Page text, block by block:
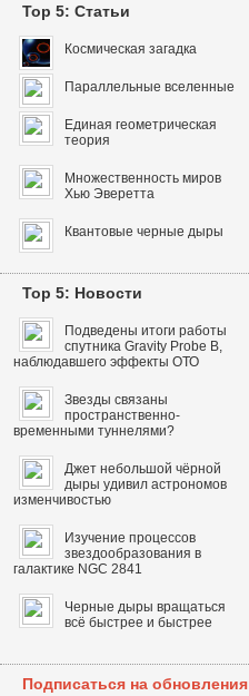
Top 5: Статьи
Космическая загадка
Параллельные вселенные
Единая геометрическая
теория
Множественность миров
Хью Эверетта
Квантовые черные дыры
Top 5: Новости
Подведены итоги работы
спутника Gravity Probe B,
наблюдавшего эффекты ОТО
Звезды связаны
пространственно-
временными туннелями?
Джет небольшой чёрной
дыры удивил астрономов
изменчивостью
Изучение процессов
звездообразования в
галактике NGC 2841
Черные дыры вращаться
всё быстрее и быстрее
Подписаться на обновления